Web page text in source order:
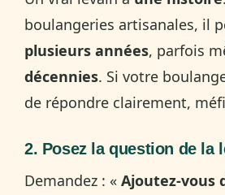
boulangeries artisanales, il
plusieurs années, parfois
décennies. Si votre
de répondre clairement,
2. Posez la question de la
Demandez : « Ajoutez-vous